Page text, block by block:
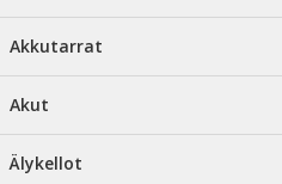
Akkutarrat
Akut
Älykellot